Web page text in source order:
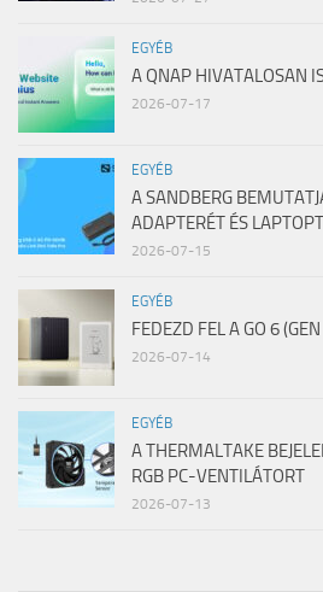
EGYÉB
A QNAP HIVATALOSAN
2026-07-17
EGYÉB
A SANDBERG
ADAPTERÉT ÉS
2026-07-15
EGYÉB
FEDEZD FEL A GO 6
2026-07-14
EGYÉB
A THERMALTAKE
RGB PC-VENTILÁTORT
2026-07-13